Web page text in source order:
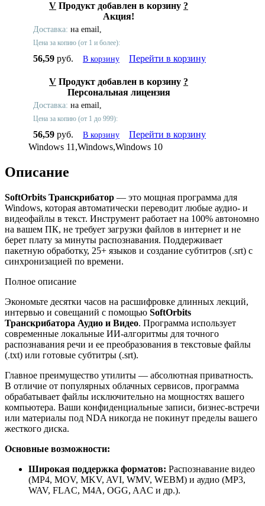
V Продукт добавлен в корзину ?
Акция!
Доставка: на email,
Цена за копию (от 1 и более):
56,59 руб. В корзину Перейти в корзину
V Продукт добавлен в корзину ?
Персональная лицензия
Доставка: на email,
Цена за копию (от 1 до 999):
56,59 руб. В корзину
Перейти в корзину
Windows 11,Windows,Windows 10
Описание
SoftOrbits Транскрибатор — это мощная программа для
Windows, которая автоматически переводит любые аудио- и
видеофайлы в текст. Инструмент работает на 100% автономно
на вашем ПК, не требует загрузки файлов в интернет и не
берет плату за минуты распознавания. Поддерживает
пакетную обработку, 25+ языков и создание субтитров (.srt) с
синхронизацией по времени.
Полное описание
Экономьте десятки часов на расшифровке длинных лекций,
интервью и совещаний с помощью SoftOrbits
Транскрибатора Аудио и Видео. Программа использует
современные локальные ИИ-алгоритмы для точного
распознавания речи и ее преобразования в текстовые файлы
(.txt) или готовые субтитры (.srt).
Главное преимущество утилиты — абсолютная приватность.
В отличие от популярных облачных сервисов, программа
обрабатывает файлы исключительно на мощностях вашего
компьютера. Ваши конфиденциальные записи, бизнес-встречи
или материалы под NDA никогда не покинут пределы вашего
жесткого диска.
Основные возможности:
Широкая поддержка форматов: Распознавание видео
(MP4, MOV, MKV, AVI, WMV, WEBM) и аудио (MP3,
WAV, FLAC, M4A, OGG, AAC и др.).